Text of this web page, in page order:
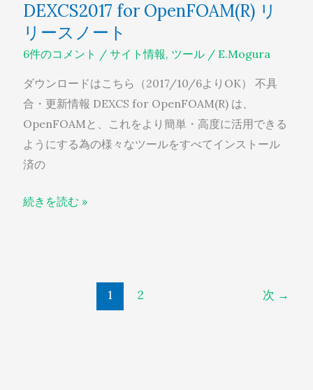
DEXCS2017 for OpenFOAM(R) リ
リースノート
6件のコメント / サイト情報, ツール/ E.Mogura
ダウンロードはこちら（2017/10/6よりOK） 不具
合・更新情報 DEXCS for OpenFOAM(R) は、
OpenFOAMと、これをより簡単・高度に活用できる
ようにする為の様々なツールをすべてインストール
済の
for
OpenFOAM(R)
リ
ー
ス
ノ
ー
ト
続きを読む »
1 2 次 →